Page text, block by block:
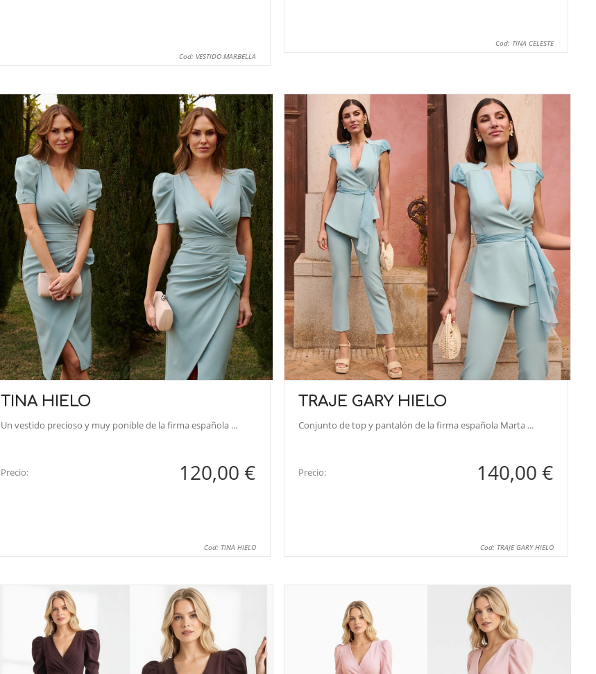
Cod: VESTIDO MARBELLA
Cod: TINA CELESTE
TINA HIELO
Un vestido precioso y muy ponible de la firma española ...
Precio: 120,00 €
Cod: TINA HIELO
TRAJE GARY HIELO
Conjunto de top y pantalón de la firma española Marta ...
Precio: 140,00 €
Cod: TRAJE GARY HIELO